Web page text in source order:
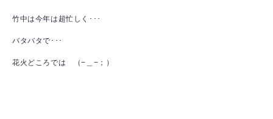
竹中は今年は超忙しく･･･
バタバタで･･･
花火どころでは （−＿−；）